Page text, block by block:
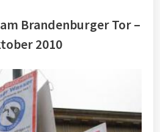
Brandenburger Tor –
2010